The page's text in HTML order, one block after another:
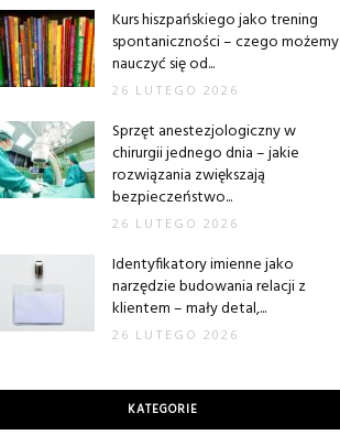
Kurs hiszpańskiego jako trening
spontaniczności – czego możemy
nauczyć się od...
26 LUTEGO 2026
Sprzęt anestezjologiczny w
chirurgii jednego dnia – jakie
rozwiązania zwiększają
bezpieczeństwo...
26 LUTEGO 2026
Identyfikatory imienne jako
narzędzie budowania relacji z
klientem – mały detal,...
26 LUTEGO 2026
KATEGORIE